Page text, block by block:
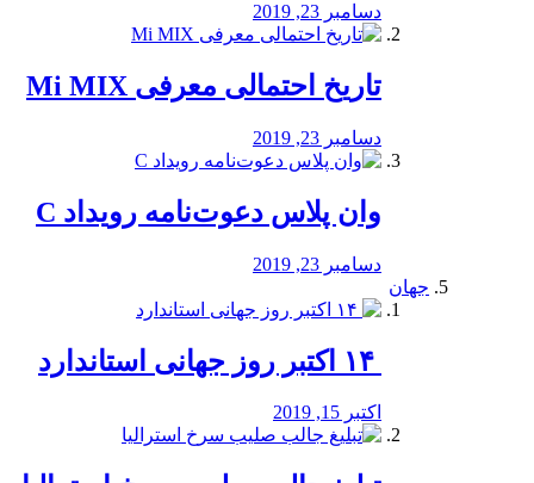
دسامبر 23, 2019
تاریخ احتمالی معرفی Mi MIX
دسامبر 23, 2019
وان پلاس دعوت‌نامه رویداد C
دسامبر 23, 2019
جهان
اکتبر 15, 2019